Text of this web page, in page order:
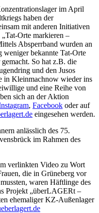
im April
haben der
mit anderen Initiativen
Orte markieren –
Absperrband wurden an
weniger bekannte Tat-Orte
So hat z.B. die
und den Jusos
in Kleinmachnow wieder ins
und eine Reihe von
sich an der Aktion
, Facebook oder auf
eingesehen werden.
anlässlich des 75.
im Rahmen des
verlinkten Video zu Wort
die in Grüneberg vor
waren Häftlinge des
Projekt „überLAGERt –
ehemaliger KZ-Außenlager